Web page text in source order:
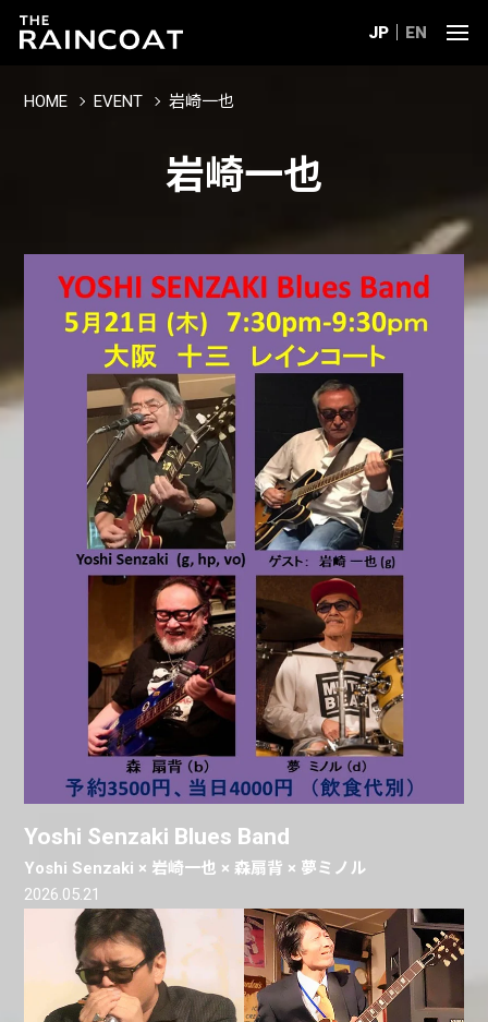
JP EN
HOME EVENT 岩崎一也
岩崎一也
Yoshi Senzaki Blues Band
Yoshi Senzaki × 岩崎一也 × 森扇背 × 夢ミノル
2026.05.21